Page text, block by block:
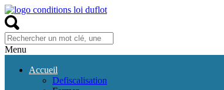
Menu
Accueil
Defiscalisation